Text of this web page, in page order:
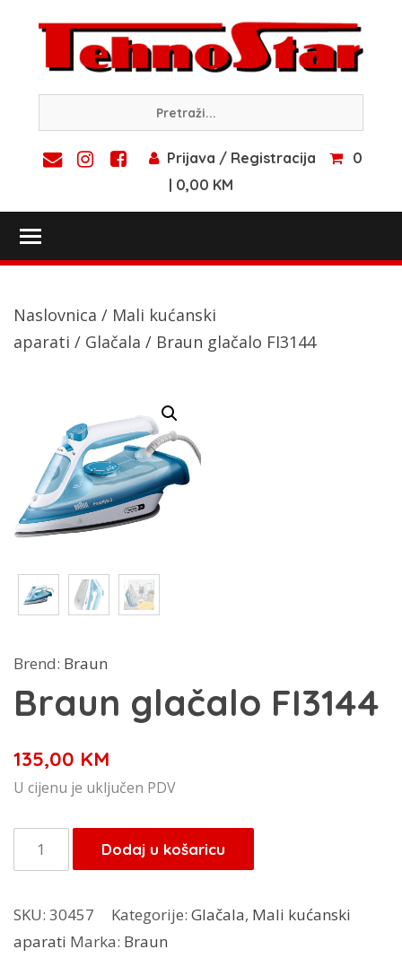
content
Prijava / Registracija
0
| 0,00 KM
Naslovnica / Mali kućanski
aparati / Glačala / Braun glačalo FI3144
Brend: Braun
Braun glačalo FI3144
135,00 KM
U cijenu je uključen PDV
Braun
glačalo
količina
Dodaj u košaricu
SKU: 30457 Kategorije: Glačala, Mali kućanski
aparati Marka: Braun